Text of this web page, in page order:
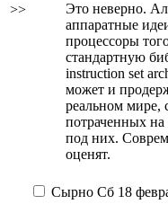
>>
Это неверно.
аппаратные
процессоры
стандартную
instruction set
может и
реальном мире,
потраченных
под них.
оценят.
Сырно Сб 18